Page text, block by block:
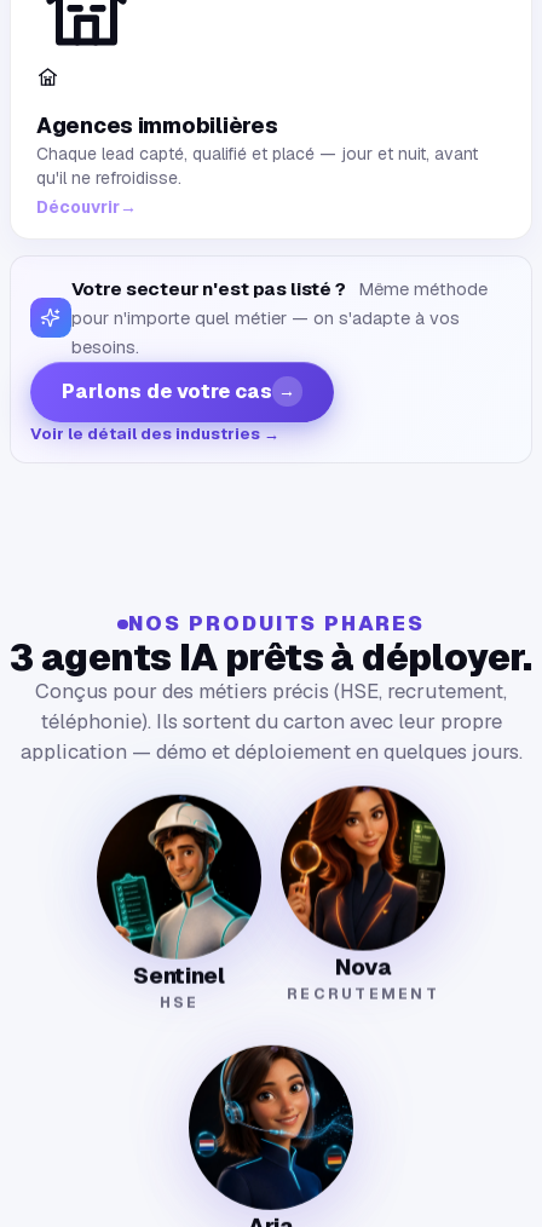
Agences immobilières
Chaque lead capté, qualifié et placé — jour et nuit, avant
qu'il ne refroidisse.
Découvrir→
Votre secteur n'est pas listé ?
Même méthode
pour n'importe quel métier — on s'adapte à vos
besoins.
Parlons de votre cas →
Voir le détail des industries →
NOS PRODUITS PHARES
3 agents IA prêts à déployer.
Conçus pour des métiers précis (HSE, recrutement,
téléphonie). Ils sortent du carton avec leur propre
application — démo et déploiement en quelques jours.
Sentinel
HSE
Nova
RECRUTEMENT